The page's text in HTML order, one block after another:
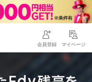
会員登録 マイページ